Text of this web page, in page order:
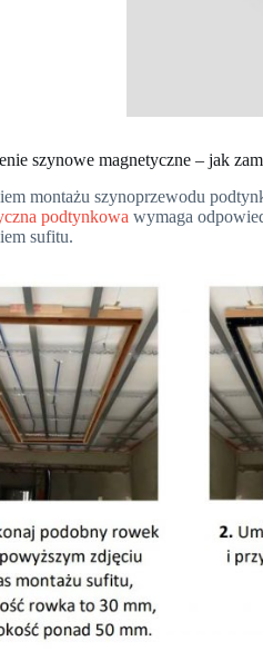
szynowe magnetyczne – jak
montażu szynoprzewodu
podtynkowa wymaga
sufitu.